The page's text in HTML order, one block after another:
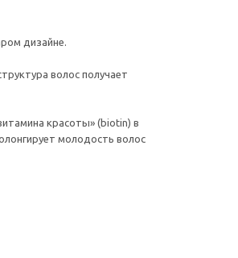
дизайне.
волос получает
красоты» (biotin) в
молодость волос